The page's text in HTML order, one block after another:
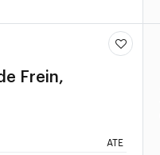
Frein,
ATE